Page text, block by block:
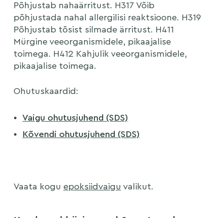
Põhjustab nahaärritust. H317 Võib
põhjustada nahal allergilisi reaktsioone. H319
Põhjustab tõsist silmade ärritust. H411
Mürgine veeorganismidele, pikaajalise
toimega. H412 Kahjulik veeorganismidele,
pikaajalise toimega.
Ohutuskaardid:
Vaigu ohutusjuhend (SDS)
Kõvendi ohutusjuhend (SDS)
Vaata kogu epoksiidvaigu valikut.